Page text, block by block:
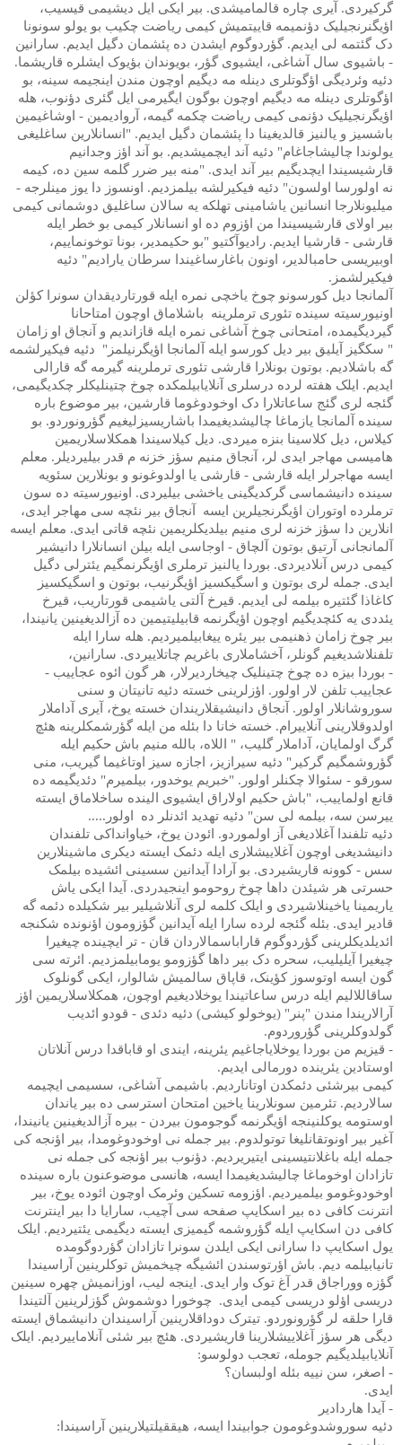
گرکیردی. آیری چاره قالمامیشدی. بیر ایکی ایل دیشیمی قیسیب،
اؤیگنرنجیلیک دؤنمیمه قاییتمیش کیمی ریاضت چکیب بو یولو سونونا
دک گئتمه لی ایدیم. گؤردوگوم ایشدن ده پئشمان دگیل ایدیم. سارانین
- باشیوی سال آشاغی، ایشیوی گؤر، بویوندان بؤیوک ایشلره قاریشما.
دئیه وئردیگی اؤگوتلری دینله مه دیگیم اوچون مندن اینجیمه سینه، بو
اؤگوتلری دینله مه دیگیم اوچون بوگون ایگیرمی ایل گئری دؤنوب، هله
اؤیگرنجیلیک دؤنمی کیمی ریاضت چکمه گیمه، آروادیمین - اوشاغیمین
باشسیز و یالنیز قالدیغینا دا پئشمان دگیل ایدیم. "انسانلارین ساغلیغی
یولوندا چالیشاجاغام" دئیه آند ایچمیشدیم. بو آند اؤز وجدانیم
قارشیسیندا ایچدیگیم بیر آند ایدی. "منه بیر ضرر گلمه سین ده، کیمه
نه اولورسا اولسون" دئیه فیکیرلشه بیلمزدیم. اونسوز دا یوز مینلرجه -
میلیونلارجا انسانین یاشامینی تهلکه یه سالان ساغلیق دوشمانی کیمی
بیر اولای قارشیسیندا من اؤزوم ده او انسانلار کیمی بو خطر ایله
قارشی - قارشیا ایدیم. رادیوآکتیو "بو حکیمدیر، بونا توخونماییم،
اوبیریسی حامبالدیر، اونون باغارساغیندا سرطان یارادیم" دئیه
فیکیرلشمز.
آلمانجا دیل کورسونو چوخ یاخچی نمره ایله قورتاردیقدان سونرا کؤلن
اونیورسیته سینده تئوری ترملرینه
باشلاماق اوچون امتاحانا
گیردیگیمده، امتحانی چوخ آشاغی نمره ایله قازاندیم و آنجاق او زامان
" سکگیز آیلیق بیر دیل کورسو ایله آلمانجا اؤیگرنیلمز"
دئیه فیکیرلشمه
گه باشلادیم. بوتون بونلارا قارشی تئوری ترملرینه گیرمه گه قارالی
ایدیم. ایلک هفته لرده درسلری آنلایابیلمکده چوخ چتینلیکلر چکدیگیمی،
گئجه لری گئج ساعاتلارا دک اوخودوغوما قارشین، بیر موضوع باره
سینده آلمانجا یازماغا چالیشدیغیمدا باشاریسیزلیغیم گؤرونوردو. بو
کیلاس، دیل کلاسینا بنزه میردی. دیل کیلاسیندا همکلاسلاریمین
هامیسی مهاجر ایدی لر، آنجاق منیم سؤز خزنه م قدر بیلیردیلر. معلم
ایسه مهاجرلر ایله قارشی - قارشی یا اولدوغونو و بونلارین سئویه
سینده دانیشماسی گرکدیگینی یاخشی بیلیردی. اونیورسیته ده سون
ترملرده اوتوران اؤیگرنجیلرین ایسه
آنجاق بیر نئچه سی مهاجر ایدی،
انلارین دا سؤز خزنه لری منیم بیلدیکلریمین نئچه قاتی ایدی. معلم ایسه
آلمانجانی آرتیق بوتون آلچاق - اوجاسی ایله بیلن انسانلارا دانیشیر
کیمی درس آنلادیردی. بوردا یالنیز ترملری اؤیگرنمگیم یئترلی دگیل
ایدی. جمله لری بوتون و اسگیکسیز اؤیگرنیب، بوتون و اسگیکسیز
کاغاذا گئتیره بیلمه لی ایدیم. قیرخ آلتی یاشیمی قورتاریب، قیرخ
یئددی یه کئچدیگیم اوچون اؤیگرنمه قابیلیتیمین ده آزالدیغینین یانیندا،
بیر چوخ زامان ذهنیمی بیر یئره ییغابیلمیردیم. هله سارا ایله
تلفنلاشدیغیم گونلر، آخشاملاری باغریم چاتلاییردی. سارانین،
- بوردا بیزه ده چوخ چتینلیک چیخاردیرلار، هر گون ائوه عجاییب -
عجاییب تلفن لار اولور. اؤزلرینی خسته دئیه تانیتان و سنی
سوروشانلار اولور. آنجاق دانیشیقلاریندان خسته یوخ، آیری آداملار
اولدوقلارینی آنلاییرام. خسته خانا دا بئله من ایله گؤرشمکلرینه هئچ
گرگ اولمایان، آداملار گلیب، " اللاه، بالله منیم باش حکیم ایله
گؤروشمگیم گرکیر" دئیه سیرازیز، اجازه سیز اوتاغیما گیریب، منی
سورقو - سئوالا چکنلر اولور. "خبریم یوخدور، بیلمیرم" دئدیگیمه ده
قانع اولماییب، "باش حکیم اولاراق ایشیوی الینده ساخلاماق ایسته
ییرسن سه، بیلمه لی سن" دئیه تهدید ائدنلر ده
اولور.....
دئیه تلفندا آغلادیغی آز اولموردو. ائودن یوخ، خیاوانداکی تلفندان
دانیشدیغی اوچون آغلاییشلاری ایله دئمک ایسته دیکری ماشینلارین
سس - کوونه قاریشیردی. بو آرادا آیدانین سسینی ائشیده بیلمک
حسرتی هر شیئدن داها چوخ روحومو اینجیدردی. آیدا ایکی یاش
یاریمینا یاخینلاشیردی و ایلک کلمه لری آنلاشیلیر بیر شکیلده دئمه گه
قادیر ایدی. بئله گئجه لرده سارا ایله آیدانین گؤزومون اؤنونده شکنجه
ائدیلدیکلرینی گؤردوگوم قاراباسمالاردان قان - تر ایچینده چیغیرا
چیغیرا آیلیلیب، سحره دک بیر داها گؤزومو یومابیلمزدیم. ائرته سی
گون ایسه اوتوسوز کؤینک، قاپاق سالمیش شالوار، ایکی گونلوک
ساقاللالیم ایله درس ساعاتیندا یوخلادیغیم اوچون، همکلاسلاریمین اؤز
آرالاریندا مندن "پنر" (یوخولو کیشی) دئیه دئدی - قودو ائدیب
گولدوکلرینی گؤروردوم.
- قیزیم من بوردا یوخلایاجاغیم یئرینه، ایندی او قاباقدا درس آنلاتان
اوستادین یئرینده دورمالی ایدیم.
کیمی بیرشئی دئمکدن اوتاناردیم. باشیمی آشاغی، سسیمی ایچیمه
سالاردیم. تئرمین سونلارینا یاخین امتحان استرسی ده بیر یاندان
اوستومه یوکلنینجه اؤیگرنمه گوجومون بیردن - بیره آزالدیغینین یانیندا،
آغیر بیر اونوتقانلیغا توتولدوم. بیر جمله نی اوخودوغومدا، بیر اؤنجه کی
جمله ایله باغلانتیسینی ایتیریردیم. دؤنوب بیر اؤنجه کی جمله نی
تازادان اوخوماغا چالیشدیغیمدا ایسه، هانسی موضوعنون باره سینده
اوخودوغومو بیلمیردیم. اؤزومه تسکین وئرمک اوچون ائوده یوخ، بیر
انترنت کافی ده بیر اسکایپ صفحه سی آچیب، سارایا دا بیر اینترنت
کافی دن اسکایپ ایله گؤروشمه گیمیزی ایسته دیگیمی یئتیردیم. ایلک
یول اسکایپ دا سارانی ایکی ایلدن سونرا تازادان گؤردوگومده
تانیابیلمه دیم. باش اؤرتوسندن ائشیگه چیخمیش توکلرینین آراسیندا
گؤزه ووراجاق قدر آغ توک وار ایدی. اینجه لیب، اوزانمیش چهره سینین
دریسی اؤلو دریسی کیمی ایدی.
چوخورا دوشموش گؤزلرینین آلتیندا
قارا حلقه لر گؤرونوردو. تیترک دوداقلارینین آراسیندان دانیشماق ایسته
دیگی هر سؤز آغلاییشلارینا قاریشیردی. هئچ بیر شئی آنلاماییردیم. ایلک
آنلایابیلدیگیم جومله، تعجب دولوسو:
- اصغر، سن نییه بئله اولبسان؟
ایدی.
- آیدا هاردادیر
دئیه سوروشدوغومون جوابیندا ایسه، هیققیلتیلارینین آراسیندا: